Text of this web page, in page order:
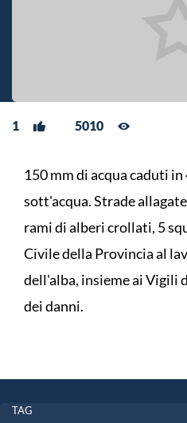
1 5010
150 mm di acqua caduti
sott'acqua. Strade
rami di alberi crollati, 5
Civile della Provincia al
dell'alba, insieme ai Vigili
dei danni.
TAG